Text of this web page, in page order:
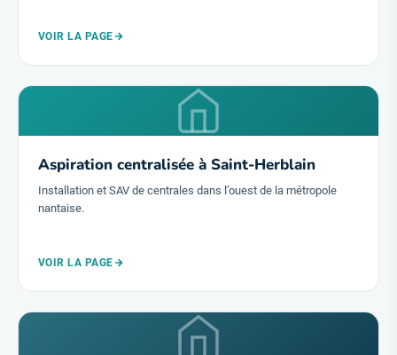
VOIR LA PAGE
Aspiration centralisée à Saint-Herblain
Installation et SAV de centrales dans l’ouest de la métropole
nantaise.
VOIR LA PAGE